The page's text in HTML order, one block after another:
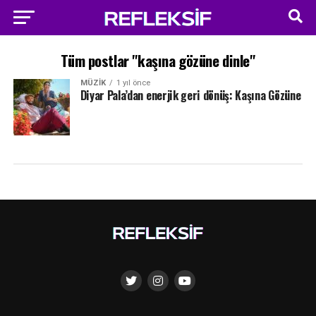
Tüm postlar "kaşına gözüne dinle"
MÜZIK 1 yıl önce
Diyar Pala’dan enerjik geri dönüş: Kaşına Gözüne